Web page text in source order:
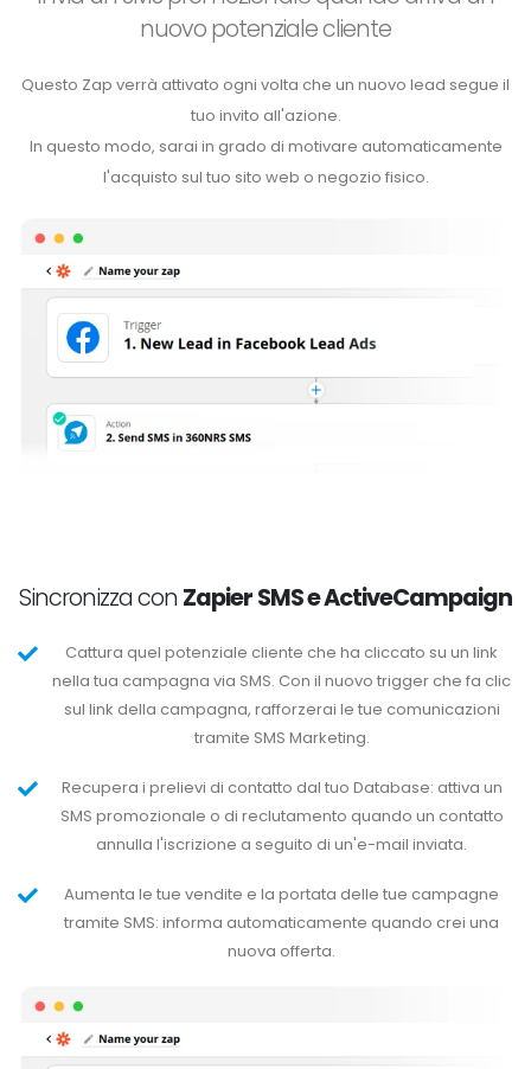
nuovo potenziale cliente
Questo Zap verrà attivato ogni volta che un nuovo lead segue il
tuo invito all'azione.
In questo modo, sarai in grado di motivare automaticamente
l'acquisto sul tuo sito web o negozio fisico.
Sincronizza con Zapier SMS e ActiveCampaign
Cattura quel potenziale cliente che ha cliccato su un link
nella tua campagna via SMS. Con il nuovo trigger che fa clic
sul link della campagna, rafforzerai le tue comunicazioni
tramite SMS Marketing.
Recupera i prelievi di contatto dal tuo Database: attiva un
SMS promozionale o di reclutamento quando un contatto
annulla l'iscrizione a seguito di un'e-mail inviata.
Aumenta le tue vendite e la portata delle tue campagne
tramite SMS: informa automaticamente quando crei una
nuova offerta.